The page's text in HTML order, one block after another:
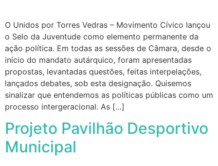
O Unidos por Torres Vedras – Movimento Cívico lançou
o Selo da Juventude como elemento permanente da
ação política. Em todas as sessões de Câmara, desde o
início do mandato autárquico, foram apresentadas
propostas, levantadas questões, feitas interpelações,
lançados debates, sob esta designação. Quisemos
sinalizar que entendemos as políticas públicas como um
processo intergeracional. As […]
Projeto Pavilhão Desportivo
Municipal